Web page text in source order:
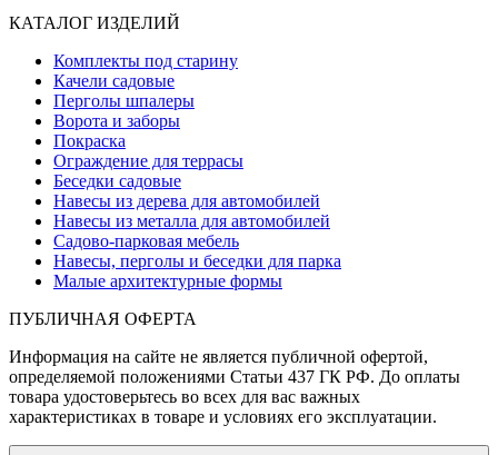
КАТАЛОГ ИЗДЕЛИЙ
Комплекты под старину
Качели садовые
Перголы шпалеры
Ворота и заборы
Покраска
Ограждение для террасы
Беседки садовые
Навесы из дерева для автомобилей
Навесы из металла для автомобилей
Садово-парковая мебель
Навесы, перголы и беседки для парка
Малые архитектурные формы
ПУБЛИЧНАЯ ОФЕРТА
Информация на сайте не является публичной офертой,
определяемой положениями Статьи 437 ГК РФ. До оплаты
товара удостоверьтесь во всех для вас важных
характеристиках в товаре и условиях его эксплуатации.